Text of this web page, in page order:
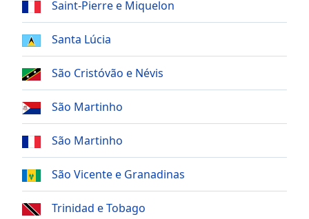
Opacity
Caption
Area
Background
Color
Font
Saint-Pierre e Miquelon
Santa Lúcia
São Cristóvão e Névis
São Martinho
São Martinho
São Vicente e Granadinas
Trinidad e Tobago